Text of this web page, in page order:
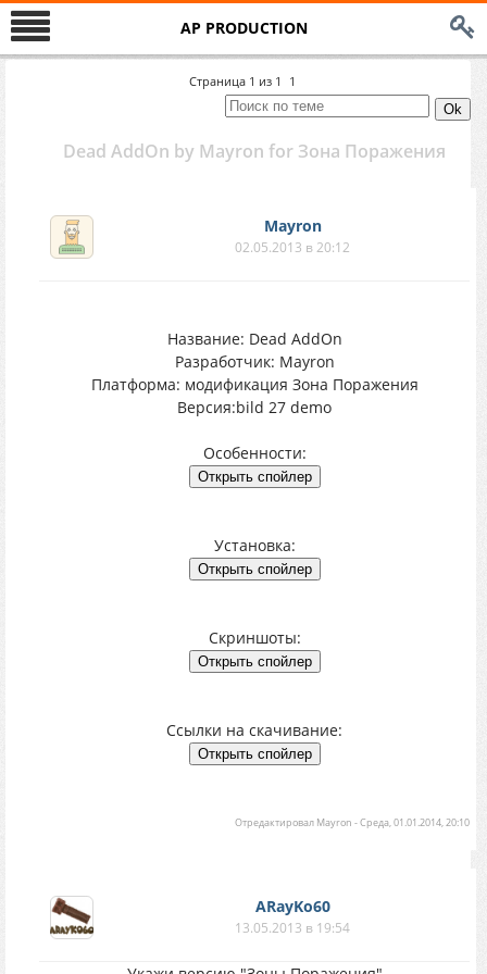
AP PRODUCTION
Страница 1 из 1 1
Dead AddOn by Mayron for Зона Поражения
Mayron
02.05.2013 в 20:12
Название: Dead AddOn
Разработчик: Mayron
Платформа: модификация Зона Поражения
Версия:bild 27 demo
Особенности:
Установка:
Скриншоты:
Ссылки на скачивание:
Отредактировал Mayron -Среда, 01.01.2014, 20:10
ARayKo60
13.05.2013 в 19:54